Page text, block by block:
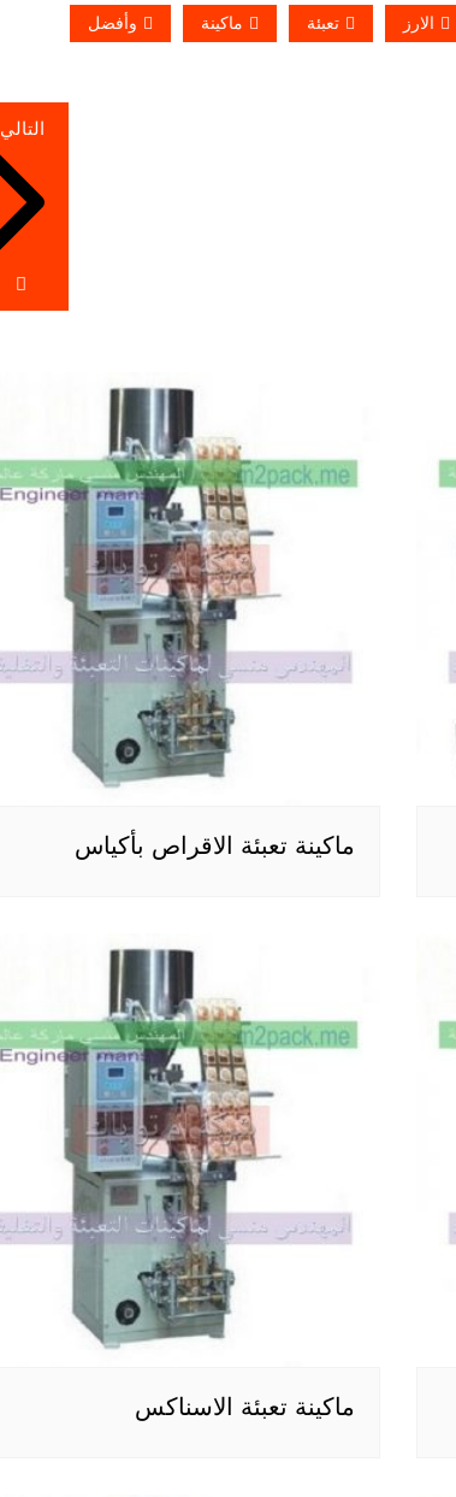
الارز تعبئة ماكينة وأفضل
التالي
ماكينة تعبئة الاقراص بأكياس
ماكينة تعبئة الاسناكس